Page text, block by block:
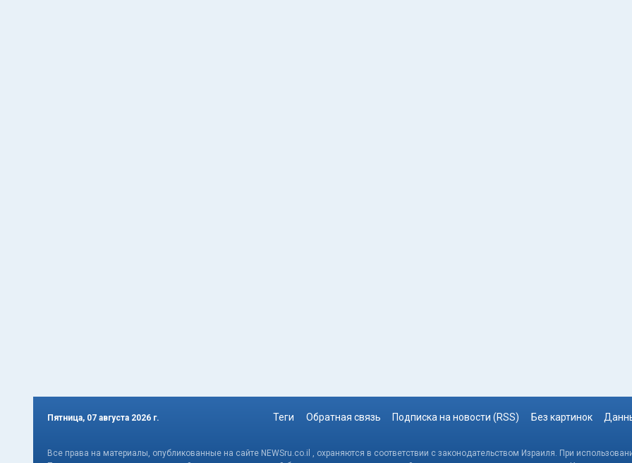
Пятница, 07 августа 2026 г. Теги Обратная связь Подписка на новости (RSS) Без картинок
Все права на материалы, опубликованные на сайте NEWSru.co.il , охраняются в соответствии с законодательством Израиля. При